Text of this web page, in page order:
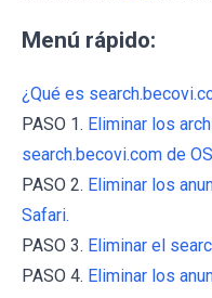
Menú rápido:
¿Qué es
PASO 1. Eliminar los
search.becovi.com de
PASO 2. Eliminar los
Safari.
PASO 3. Eliminar el
PASO 4. Eliminar los